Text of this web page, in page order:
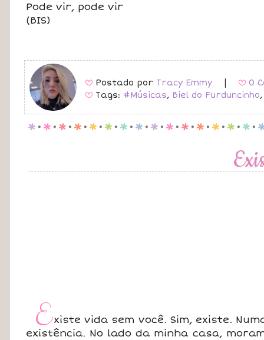
Pode vir, pode vir
(BIS)
B Postado por Tracy Emmy B 0
B Tags: #Músicas, Biel do Furduncinho
p . p . p . p . p . p . p . p . p . p . p . p . p . p . p .
Existe vida sem você. Sim, existe.
existência. No lado da minha casa,